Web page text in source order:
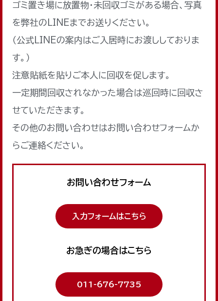
ゴミ置き場に放置物・未回収ゴミがある場合、写真
を弊社のLINEまでお送りください。
（公式LINEの案内はご入居時にお渡ししておりま
す。）
注意貼紙を貼りご本人に回収を促します。
一定期間回収されなかった場合は巡回時に回収さ
せていただきます。
その他のお問い合わせはお問い合わせフォームか
らご連絡ください。
お問い合わせフォーム
入力フォームはこちら
お急ぎの場合はこちら
011-676-7735